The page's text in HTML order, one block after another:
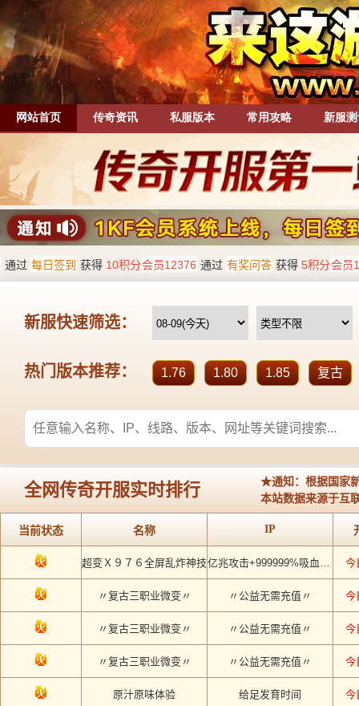
网站首页 传奇资讯 私服版本 常用攻略 新服